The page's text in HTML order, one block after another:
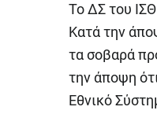
Το ΔΣ του
Κατά την
τα σοβαρά
την άποψη
Εθνικό